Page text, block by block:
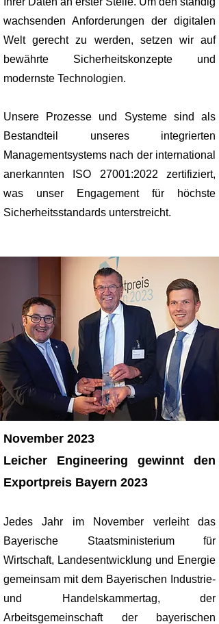
wachsenden Anforderungen der digitalen
Welt gerecht zu werden, setzen wir auf
bewährte Sicherheitskonzepte und
modernste Technologien.
​Unsere Prozesse und Systeme sind als
Bestandteil unseres integrierten
Managementsystems nach der international
anerkannten ISO 27001:2022 zertifiziert,
was unser Engagement für höchste
Sicherheitsstandards unterstreicht.
November 2023
Leicher Engineering gewinnt den
Exportpreis Bayern 2023
Jedes Jahr im November verleiht das
Bayerische Staatsministerium für
Wirtschaft, Landesentwicklung und Energie
gemeinsam mit dem Bayerischen Industrie-
und Handelskammertag, der
Arbeitsgemeinschaft der bayerischen